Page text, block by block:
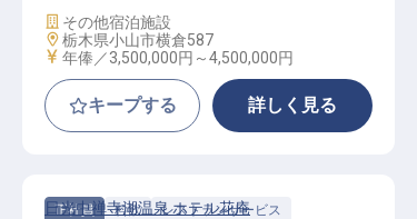
施設業態
その他宿泊施設
勤務地
栃木県小山市横倉587
給与
年俸／3,500,000円～4,500,000円
キープする 詳しく見る
正社員 料飲 レストランサービス
日光中禅寺湖温泉 ホテル花庵